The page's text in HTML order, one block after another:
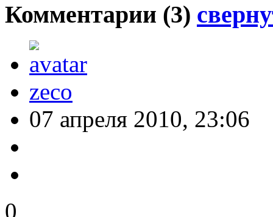
Комментарии (3)
zeco
07 апреля 2010, 23:06
0